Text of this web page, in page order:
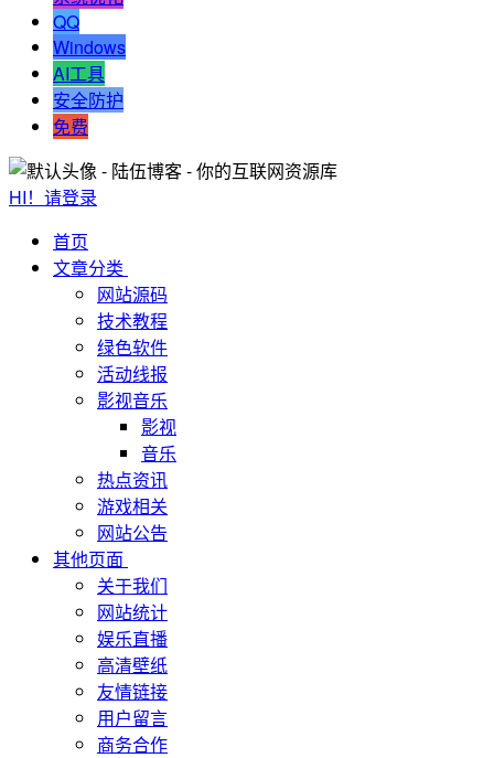
QQ
Windows
AI工具
安全防护
免费
HI！请登录
首页
文章分类
网站源码
技术教程
绿色软件
活动线报
影视音乐
影视
音乐
热点资讯
游戏相关
网站公告
其他页面
关于我们
网站统计
娱乐直播
高清壁纸
友情链接
用户留言
商务合作